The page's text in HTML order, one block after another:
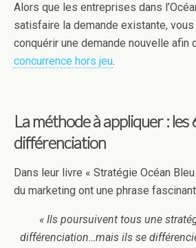
Alors que les entreprises dans
satisfaire la demande existante,
conquérir une demande nouvelle afin
concurrence hors jeu.
La méthode à appliquer : les
différenciation
Dans leur livre « Stratégie Océan
du marketing ont une phrase
« Ils poursuivent tous une
différenciation…mais ils se